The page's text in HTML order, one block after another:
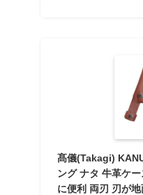
髙儀(Takagi)
ング ナタ 牛革ケ
に便利 両刃 刃が